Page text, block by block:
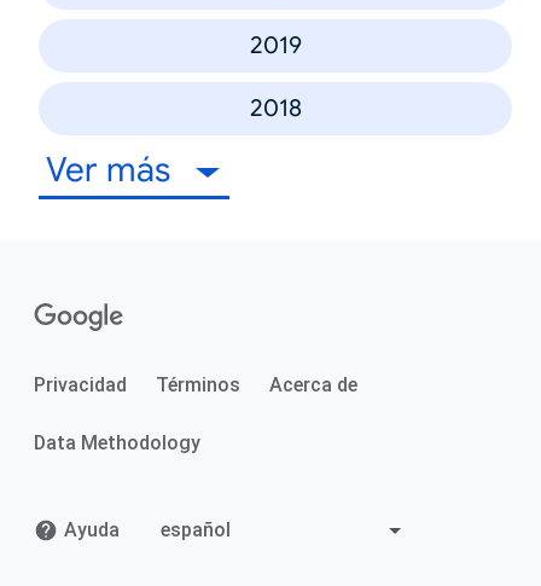
2019
2018
Ver más
Privacidad Términos Acerca de
Data Methodology
Ayuda